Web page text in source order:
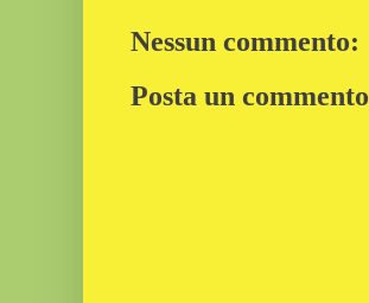
Nessun commento:
Posta un commento